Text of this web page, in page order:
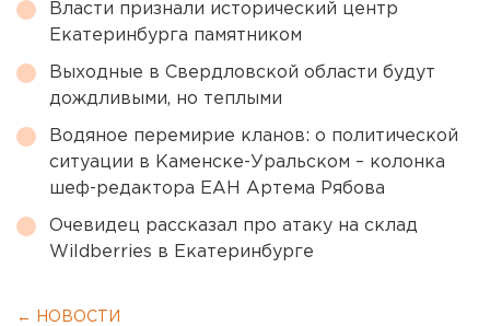
Власти признали исторический центр
Екатеринбурга памятником
Выходные в Свердловской области будут
дождливыми, но теплыми
Водяное перемирие кланов: о политической
ситуации в Каменске-Уральском – колонка
шеф-редактора ЕАН Артема Рябова
Очевидец рассказал про атаку на склад
Wildberries в Екатеринбурге
← НОВОСТИ